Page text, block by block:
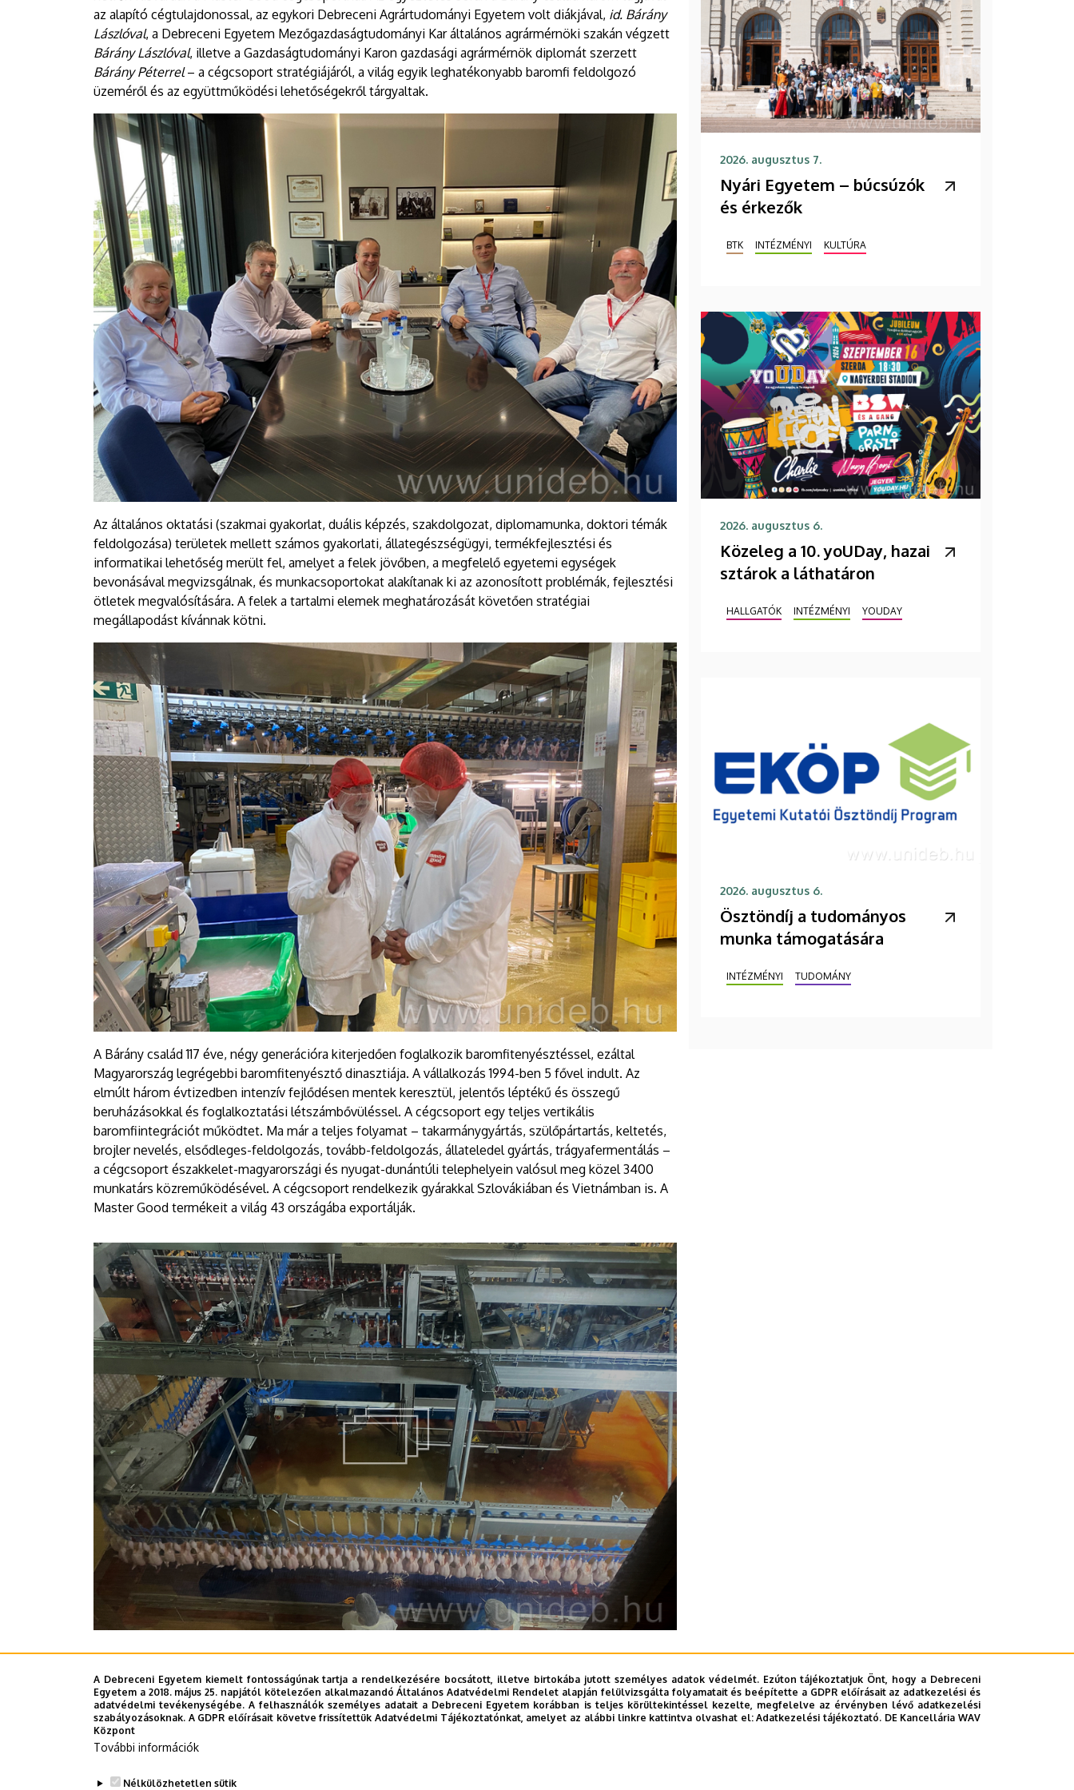
az alapító cégtulajdonossal, az egykori Debreceni Agrártudományi Egyetem volt diákjával, id. Bárány
Lászlóval, a Debreceni Egyetem Mezőgazdaságtudományi Kar általános agrármérnöki szakán végzett
Bárány Lászlóval, illetve a Gazdaságtudományi Karon gazdasági agrármérnök diplomát szerzett
Bárány Péterrel– a cégcsoport stratégiájáról, a világ egyik leghatékonyabb baromfi feldolgozó
üzeméről és az együttműködési lehetőségekről tárgyaltak.
Az általános oktatási (szakmai gyakorlat, duális képzés, szakdolgozat, diplomamunka, doktori témák
feldolgozása) területek mellett számos gyakorlati, állategészségügyi, termékfejlesztési és
informatikai lehetőség merült fel, amelyet a felek jövőben, a megfelelő egyetemi egységek
bevonásával megvizsgálnak, és munkacsoportokat alakítanak ki az azonosított problémák, fejlesztési
ötletek megvalósítására. A felek a tartalmi elemek meghatározását követően stratégiai
megállapodást kívánnak kötni.
A Bárány család 117 éve, négy generációra kiterjedően foglalkozik baromfitenyésztéssel, ezáltal
Magyarország legrégebbi baromfitenyésztő dinasztiája. A vállalkozás 1994-ben 5 fővel indult. Az
elmúlt három évtizedben intenzív fejlődésen mentek keresztül, jelentős léptékű és összegű
beruházásokkal és foglalkoztatási létszámbővüléssel. A cégcsoport egy teljes vertikális
baromfiintegrációt működtet. Ma már a teljes folyamat – takarmánygyártás, szülőpártartás, keltetés,
brojler nevelés, elsődleges-feldolgozás, tovább-feldolgozás, állateledel gyártás, trágyafermentálás –
a cégcsoport északkelet-magyarországi és nyugat-dunántúli telephelyein valósul meg közel 3400
munkatárs közreműködésével. A cégcsoport rendelkezik gyárakkal Szlovákiában és Vietnámban is. A
Master Good termékeit a világ 43 országába exportálják.
A Bárány család történetével és az egyetemhez fűződő kapcsolatával részletesen foglalkozott
a
Debreceni Egyetem alumni magazinja, a Deja vu.
Sajtóközpont
2026. augusztus 7.
Nyári Egyetem – búcsúzók
és érkezők
BTK INTÉZMÉNYI KULTÚRA
2026. augusztus 6.
Közeleg a 10. yoUDay, hazai
sztárok a láthatáron
HALLGATÓK INTÉZMÉNYI YOUDAY
2026. augusztus 6.
Ösztöndíj a tudományos
munka támogatására
INTÉZMÉNYI TUDOMÁNY
A Debreceni Egyetem kiemelt fontosságúnak tartja a rendelkezésére bocsátott, illetve birtokába jutott személyes adatok védelmét. Ezúton tájékoztatjuk Önt, hogy a Debreceni
Egyetem a 2018. május 25. napjától kötelezően alkalmazandó Általános Adatvédelmi Rendelet alapján felülvizsgálta folyamatait és beépítette a GDPR előírásait az adatkezelési és
adatvédelmi tevékenységébe. A felhasználók személyes adatait a Debreceni Egyetem korábban is teljes körültekintéssel kezelte, megfelelve az érvényben lévő adatkezelési
szabályozásoknak. A GDPR előírásait követve frissítettük Adatvédelmi Tájékoztatónkat, amelyet az alábbi linkre kattintva olvashat el:Adatkezelési tájékoztató. DE Kancellária WAV
Központ
További információk
Nélkülözhetetlen sütik